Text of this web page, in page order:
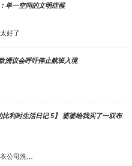
单一空间的文明症候
好了
洲议会呼吁停止航班入境
比利时生活日记 5】 婆婆给我买了一双布
公司洗…